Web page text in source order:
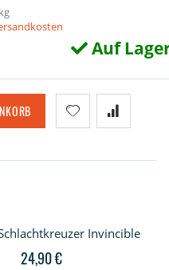
Auf
Invincible
24,90 €